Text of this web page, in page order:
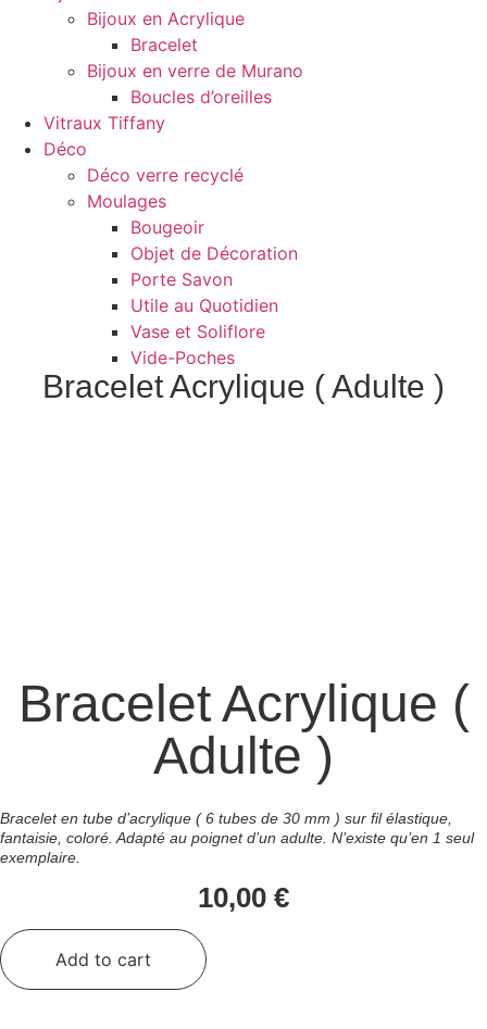
Bijoux en Acrylique
Bracelet
Bijoux en verre de Murano
Boucles d’oreilles
Vitraux Tiffany
Déco
Déco verre recyclé
Moulages
Bougeoir
Objet de Décoration
Porte Savon
Utile au Quotidien
Vase et Soliflore
Vide-Poches
Bracelet Acrylique ( Adulte )
Bracelet Acrylique (
Adulte )
Bracelet en tube d’acrylique ( 6 tubes de 30 mm ) sur fil élastique,
fantaisie, coloré. Adapté au poignet d’un adulte. N’existe qu’en 1 seul
exemplaire.
10,00 €
Bracelet
Acrylique
(
Adulte
Add to cart